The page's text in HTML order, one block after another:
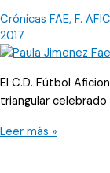
Crónicas FAE, F.
2017
El C.D. Fútbol
triangular celebrado
Victorias
Leer más »